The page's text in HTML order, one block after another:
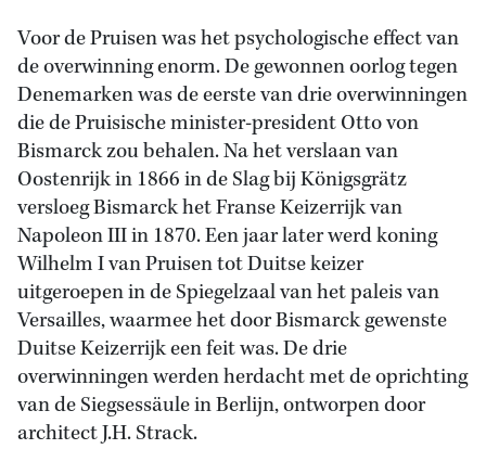
Voor de Pruisen was het psychologische effect van
de overwinning enorm. De gewonnen oorlog tegen
Denemarken was de eerste van drie overwinningen
die de Pruisische minister-president Otto von
Bismarck zou behalen. Na het verslaan van
Oostenrijk in 1866 in de Slag bij Königsgrätz
versloeg Bismarck het Franse Keizerrijk van
Napoleon III in 1870. Een jaar later werd koning
Wilhelm I van Pruisen tot Duitse keizer
uitgeroepen in de Spiegelzaal van het paleis van
Versailles, waarmee het door Bismarck gewenste
Duitse Keizerrijk een feit was. De drie
overwinningen werden herdacht met de oprichting
van de Siegsessäule in Berlijn, ontworpen door
architect J.H. Strack.